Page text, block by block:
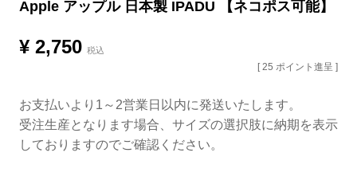
Apple アップル 日本製 IPADU 【ネコポス可能】
¥ 2,750 税込
[ 25 ポイント進呈 ]
お支払いより1～2営業日以内に発送いたします。
受注生産となります場合、サイズの選択肢に納期を表示
しておりますのでご確認ください。